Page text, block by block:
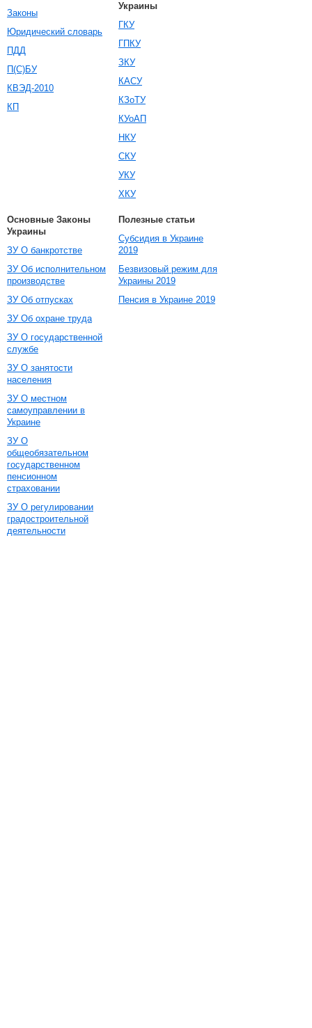
Законы
Юридический словарь
ПДД
П(С)БУ
КВЭД-2010
КП
Украины
ГКУ
ГПКУ
ЗКУ
КАСУ
КЗоТУ
КУоАП
НКУ
СКУ
УКУ
ХКУ
Основные Законы
Украины
ЗУ О банкротстве
ЗУ Об исполнительном
производстве
ЗУ Об отпусках
ЗУ Об охране труда
ЗУ О государственной
службе
ЗУ О занятости
населения
ЗУ О местном
самоуправлении в
Украине
ЗУ О
общеобязательном
государственном
пенсионном
страховании
ЗУ О регулировании
градостроительной
деятельности
Полезные статьи
Субсидия в Украине
2019
Безвизовый режим для
Украины 2019
Пенсия в Украине 2019